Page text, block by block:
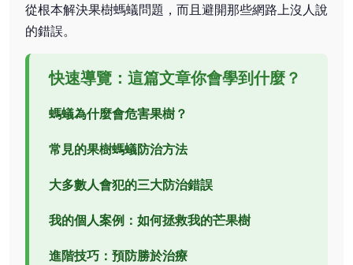
從根本解決果樹螞蟻問題，而且避開那些網路上沒人說
的錯誤。
快速導覽：這篇文章你會學到什麼？
螞蟻為什麼會危害果樹？
常見的果樹螞蟻防治方法
大多數人會犯的三大防治錯誤
我的個人案例：如何拯救我的芒果樹
進階技巧：預防勝於治療